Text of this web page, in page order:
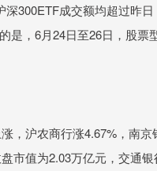
300ETF成交额均超过昨
是，6月24日至26日，股
沪农商行涨4.67%，南京
市值为2.03万亿元，交通银